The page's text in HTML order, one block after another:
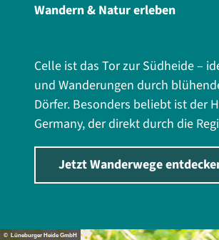
Wandern & Natur erleben
Celle ist das Tor zur Südheide –
und Wanderungen durch
Dörfer. Besonders beliebt ist der
Germany, der direkt durch die
Jetzt Wanderwege
© Lüneburger Heide GmbH